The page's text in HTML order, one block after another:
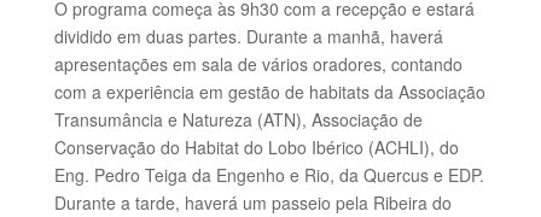
O programa começa às 9h30 com a recepção e estará
dividido em duas partes. Durante a manhã, haverá
apresentações em sala de vários oradores, contando
com a experiência em gestão de habitats da Associação
Transumância e Natureza (ATN), Associação de
Conservação do Habitat do Lobo Ibérico (ACHLI), do
Eng. Pedro Teiga da Engenho e Rio, da Quercus e EDP.
Durante a tarde, haverá um passeio pela Ribeira do